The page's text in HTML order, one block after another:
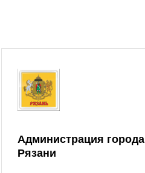
Администрация города
Рязани